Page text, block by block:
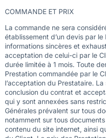
COMMANDE ET PRIX
La commande ne sera
établissement d’un devis par
informations sincères et
acceptation de celui-ci par le
durée limitée à 1 mois. Toute
Prestation commandée par le
l’acceptation du Prestataire.
conclusion du contrat et
qui y sont annexées sans
Générales prévalent sur tous
notamment sur tous
contenu du site internet, ainsi